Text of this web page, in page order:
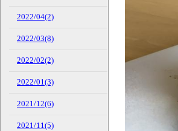
2022/04(2)
2022/03(8)
2022/02(2)
2022/01(3)
2021/12(6)
2021/11(5)